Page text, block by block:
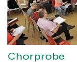
Chorprobe